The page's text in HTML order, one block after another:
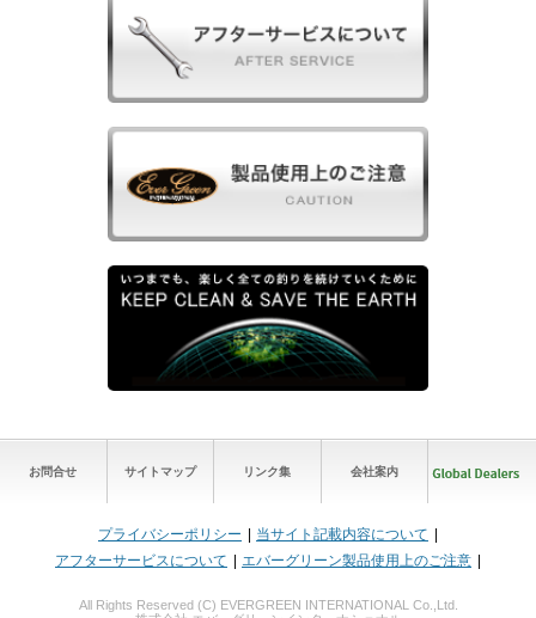
お問合せ サイトマップ リンク集 会社案内
プライバシーポリシー
当サイト記載内容について
アフターサービスについて
エバーグリーン製品使用上のご注意
All Rights Reserved (C) EVERGREEN INTERNATIONAL Co.,Ltd.